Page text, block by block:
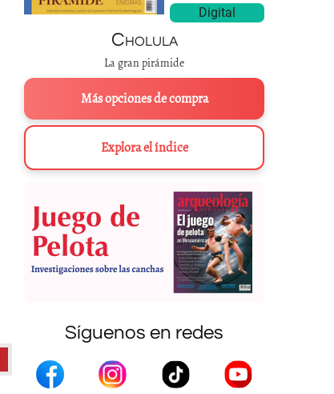
Los datos detallados que ofrecen los informantes de Sahagún acerca
primera mano acerca de lo que hacían los médicos nahuas del siglo
quienes validan día tras día esa milenaria tradición. Tratamiento
Digital
Cholula
La gran pirámide
Más opciones de compra
Explora el índice
Síguenos en redes